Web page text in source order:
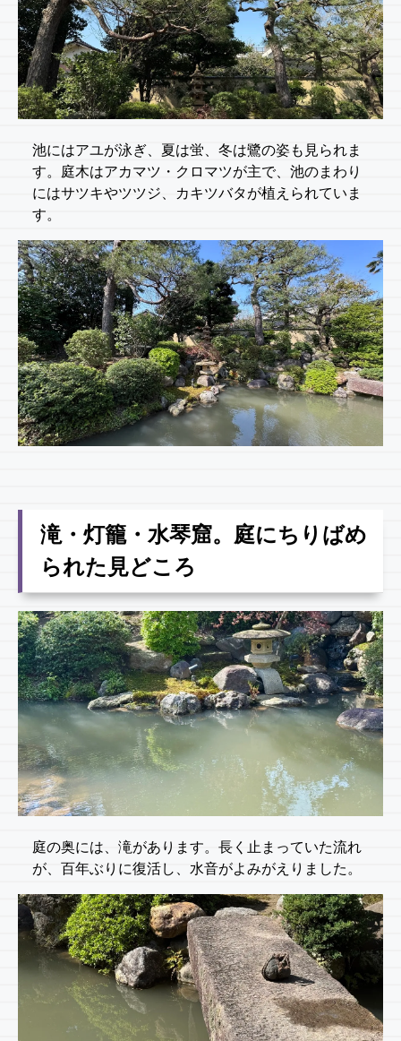
池にはアユが泳ぎ、夏は蛍、冬は鷺の姿も見られま
す。庭木はアカマツ・クロマツが主で、池のまわり
にはサツキやツツジ、カキツバタが植えられていま
す。
滝・灯籠・水琴窟。庭にちりばめ
られた見どころ
庭の奥には、滝があります。長く止まっていた流れ
が、百年ぶりに復活し、水音がよみがえりました。